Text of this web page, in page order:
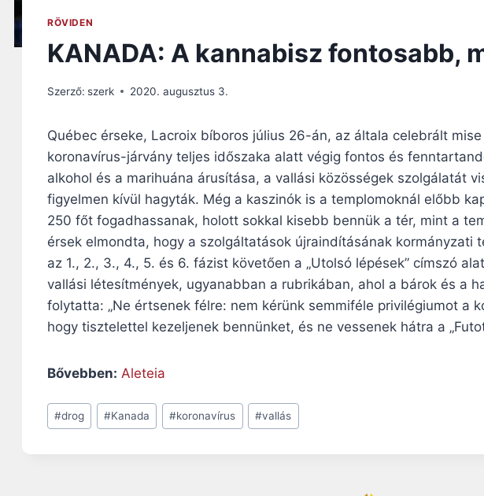
RÖVIDEN
KANADA: A kannabisz fontosabb,
Szerző: szerk 2020. augusztus 3.
Québec érseke, Lacroix bíboros július 26-án, az általa celebrált
koronavírus-járvány teljes időszaka alatt végig fontos és
alkohol és a marihuána árusítása, a vallási közösségek szolgálatát
figyelmen kívül hagyták. Még a kaszinók is a templomoknál előbb
250 főt fogadhassanak, holott sokkal kisebb bennük a tér, mint a
érsek elmondta, hogy a szolgáltatások újraindításának kormányzati
az 1., 2., 3., 4., 5. és 6. fázist követően a „Utolsó lépések” címszó
vallási létesítmények, ugyanabban a rubrikában, ahol a bárok és a
folytatta: „Ne értsenek félre: nem kérünk semmiféle privilégiumot a
hogy tisztelettel kezeljenek bennünket, és ne vessenek hátra a
Bővebben: Aleteia
Post
Tags:
#drog #Kanada #koronavírus #vallás